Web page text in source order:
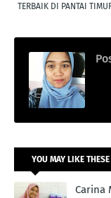
TERBAIK DI PANTAI
YOU MAY LIKE
Carina